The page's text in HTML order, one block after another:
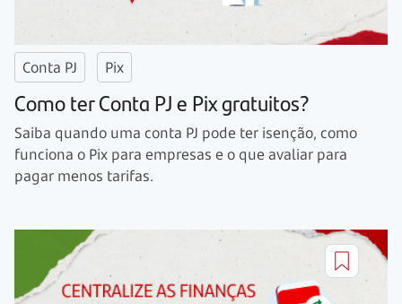
Conta PJ Pix
Como ter Conta PJ e Pix gratuitos?
Saiba quando uma conta PJ pode ter isenção, como
funciona o Pix para empresas e o que avaliar para
pagar menos tarifas.